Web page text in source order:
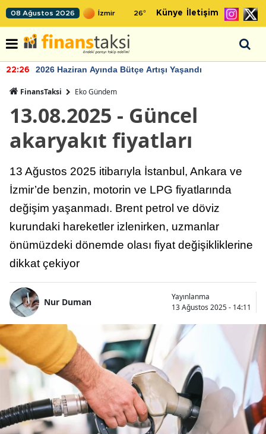
08 Ağustos 2026 26° Künye İletişim
22:26 2026 Haziran Ayında Bütçe Artışı Yaşandı
FinansTaksi Eko Gündem
13.08.2025 - Güncel
akaryakıt fiyatları
13 Ağustos 2025 itibarıyla İstanbul, Ankara ve
İzmir’de benzin, motorin ve LPG fiyatlarında
değişim yaşanmadı. Brent petrol ve döviz
kurundaki hareketler izlenirken, uzmanlar
önümüzdeki dönemde olası fiyat değişikliklerine
dikkat çekiyor
Nur Duman
Yayınlanma
13 Ağustos 2025 - 14:11